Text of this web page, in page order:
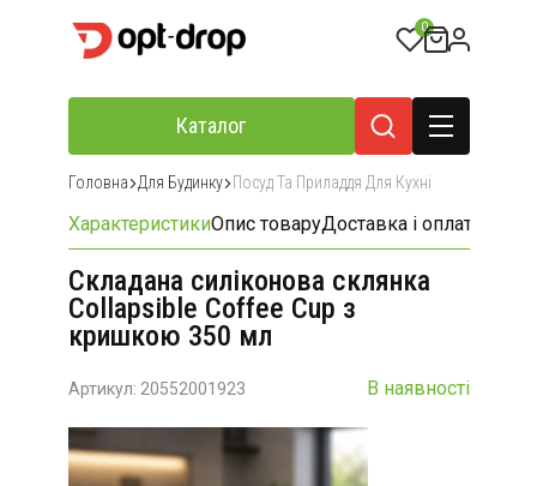
0
Каталог
Головна Для Будинку Посуд Та Приладдя Для Кухні
ХарактеристикиОпис товаруДоставка і оплата
Складана силіконова склянка
Collapsible Coffee Cup з
кришкою 350 мл
Артикул: 20552001923 В наявності